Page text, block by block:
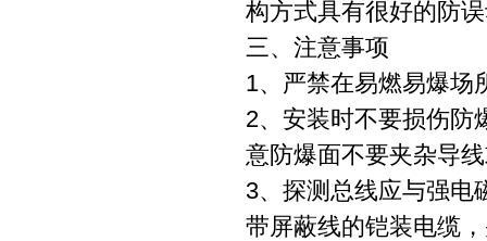
构方式具有很好的防
三、注意事项
1、严禁在易燃易爆场
2、安装时不要损伤防
意防爆面不要夹杂导
3、探测总线应与强电
带屏蔽线的铠装电缆